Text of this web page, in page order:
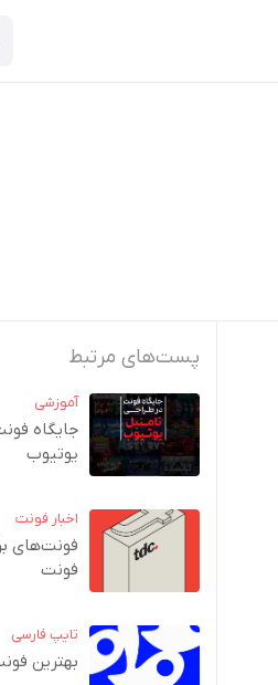
پست‌های مرتبط
آموزشی
جایگاه
یوتیوب
اخبار فونت
فونت‌های
فونت
تایپ فارسی
بهترین